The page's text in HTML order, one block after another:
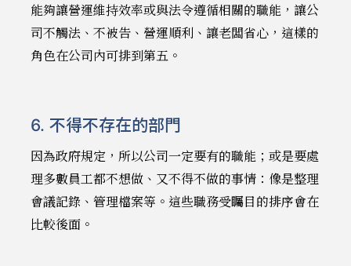
能夠讓營運維持效率或與法令遵循相關的職能，讓公
司不觸法、不被告、營運順利、讓老闆省心，這樣的
角色在公司內可排到第五。
6. 不得不存在的部門
因為政府規定，所以公司一定要有的職能；或是要處
理多數員工都不想做、又不得不做的事情：像是整理
會議記錄、管理檔案等。這些職務受矚目的排序會在
比較後面。